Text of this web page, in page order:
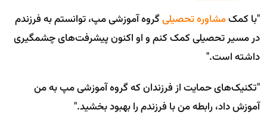
"با کمکمشاوره تحصیلیگروه آموزشی مپ، توانستم به فرزندم
در مسیر تحصیلی کمک کنم و او اکنون پیشرفت‌های چشمگیری
داشته است."
"تکنیک‌های حمایت از فرزندان که گروه آموزشی مپ به من
آموزش داد، رابطه من با فرزندم را بهبود بخشید."